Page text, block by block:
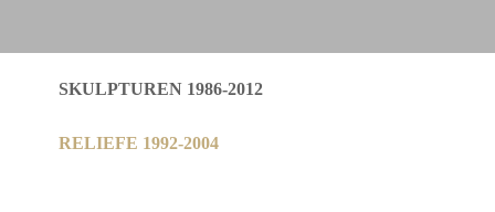
SKULPTUREN 1986-2012
RELIEFE 1992-2004